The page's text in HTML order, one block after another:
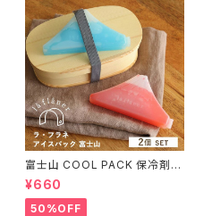
富士山 COOL PACK 保冷剤 2
個セット ひんやり雑貨 アイスパ
ックla flaner ラフラネ
¥660
50%OFF